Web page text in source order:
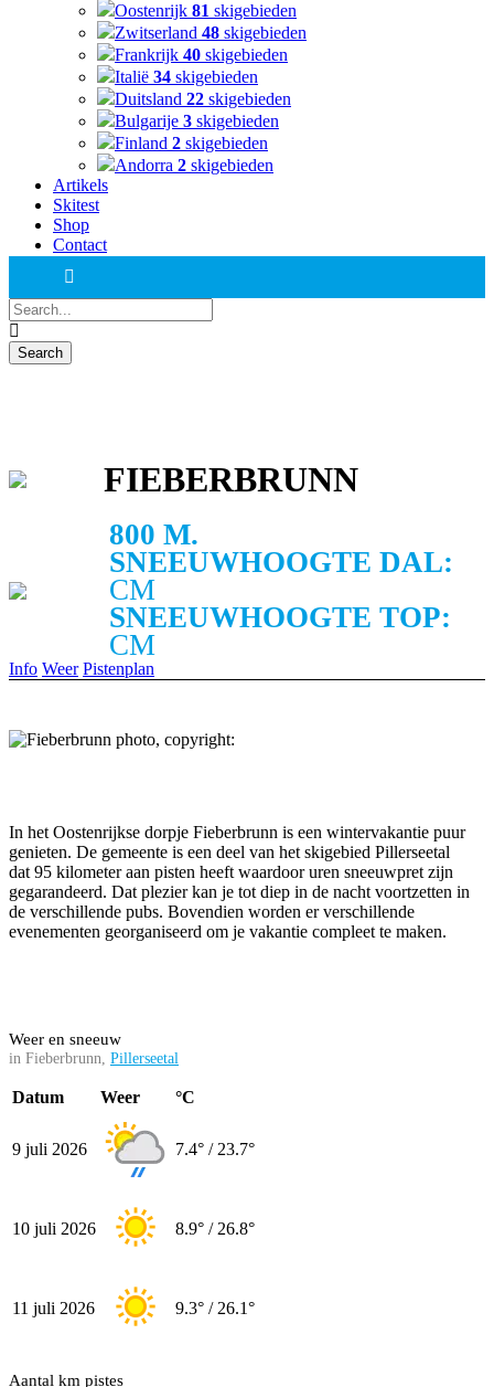
Oostenrijk 81 skigebieden
Zwitserland 48 skigebieden
Frankrijk 40 skigebieden
Italië 34 skigebieden
Duitsland 22 skigebieden
Bulgarije 3 skigebieden
Finland 2 skigebieden
Andorra 2 skigebieden
Artikels
Skitest
Shop
Contact
FIEBERBRUNN
800 M.
SNEEUWHOOGTE DAL:
CM
SNEEUWHOOGTE TOP:
CM
Info Weer Pistenplan
In het Oostenrijkse dorpje Fieberbrunn is een wintervakantie puur
genieten. De gemeente is een deel van het skigebied Pillerseetal
dat 95 kilometer aan pisten heeft waardoor uren sneeuwpret zijn
gegarandeerd. Dat plezier kan je tot diep in de nacht voortzetten in
de verschillende pubs. Bovendien worden er verschillende
evenementen georganiseerd om je vakantie compleet te maken.
Weer en sneeuw
in Fieberbrunn, Pillerseetal
Datum Weer °C
9 juli 2026 7.4° / 23.7°
10 juli 2026 8.9° / 26.8°
11 juli 2026 9.3° / 26.1°
Aantal km pistes